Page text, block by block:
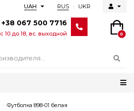
RUS UKR
UAH
+38 067 500 7716
с 10 до 18, вс. выходной 0
Футболка 898-01 белая